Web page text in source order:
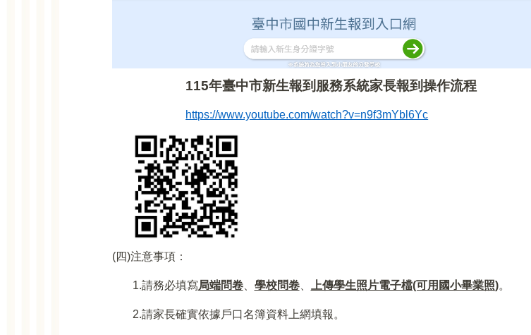
115年臺中市新生報到服務系統家長報到操作流程
https://www.youtube.com/watch?v=n9f3mYbl6Yc
(四)注意事項：
1.請務必填寫局端問卷、 學校問卷、 上傳學生照片電子檔(可用國小畢業照)。
2.請家長確實依據戶口名簿資料上網填報。